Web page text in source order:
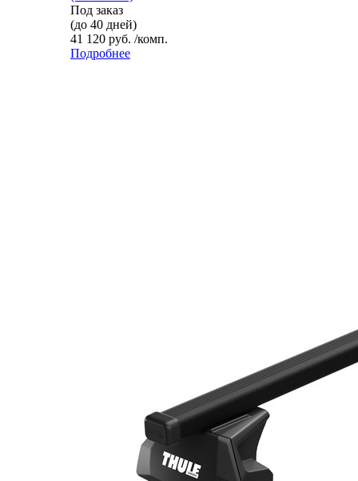
Под заказ
(до 40 дней)
41 120 руб. /комп.
Подробнее